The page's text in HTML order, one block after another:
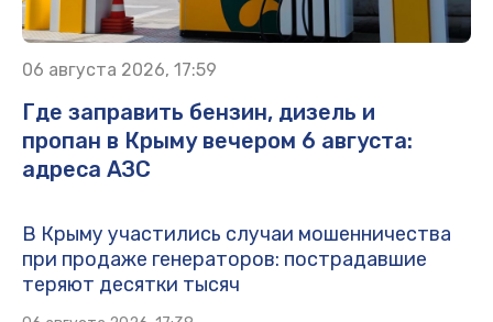
06 августа 2026, 17:59
Где заправить бензин, дизель и
пропан в Крыму вечером 6 августа:
адреса АЗС
В Крыму участились случаи мошенничества
при продаже генераторов: пострадавшие
теряют десятки тысяч